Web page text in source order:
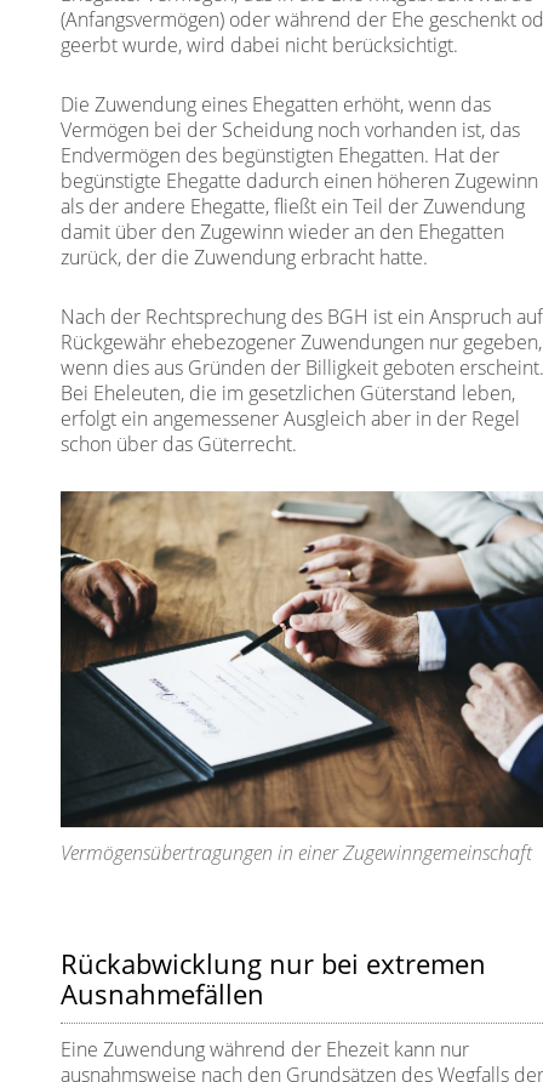
(Anfangsvermögen) oder während der Ehe geschenkt
geerbt wurde, wird dabei nicht berücksichtigt.
Die Zuwendung eines Ehegatten erhöht, wenn das
Vermögen bei der Scheidung noch vorhanden ist, das
Endvermögen des begünstigten Ehegatten. Hat der
begünstigte Ehegatte dadurch einen höheren Zugewinn
als der andere Ehegatte, fließt ein Teil der Zuwendung
damit über den Zugewinn wieder an den Ehegatten
zurück, der die Zuwendung erbracht hatte.
Nach der Rechtsprechung des BGH ist ein Anspruch auf
Rückgewähr ehebezogener Zuwendungen nur gegeben,
wenn dies aus Gründen der Billigkeit geboten
Bei Eheleuten, die im gesetzlichen Güterstand leben,
erfolgt ein angemessener Ausgleich aber in der Regel
schon über das Güterrecht.
Vermögensübertragungen in einer Zugewinngemeinschaft
Rückabwicklung nur bei extremen
Ausnahmefällen
Eine Zuwendung während der Ehezeit kann nur
ausnahmsweise nach den Grundsätzen des Wegfalls